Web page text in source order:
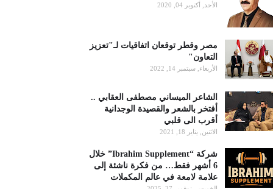
الأحد, أكتوبر 04, 2020
مصر وقطر توقعان اتفاقيات لـ"تعزيز
التعاون"
الأربعاء, سبتمبر 14, 2022
الشاعر الميساني مصطفى العقابي ..
أفتخر بالشعر والقصيدة الوجدانية
أقرب الى قلبي
الاثنين, يناير 18, 2021
شركة “Ibrahim Supplement” خلال
6 أشهر فقط… من فكرة ناشئة إلى
علامة لامعة في عالم المكملات